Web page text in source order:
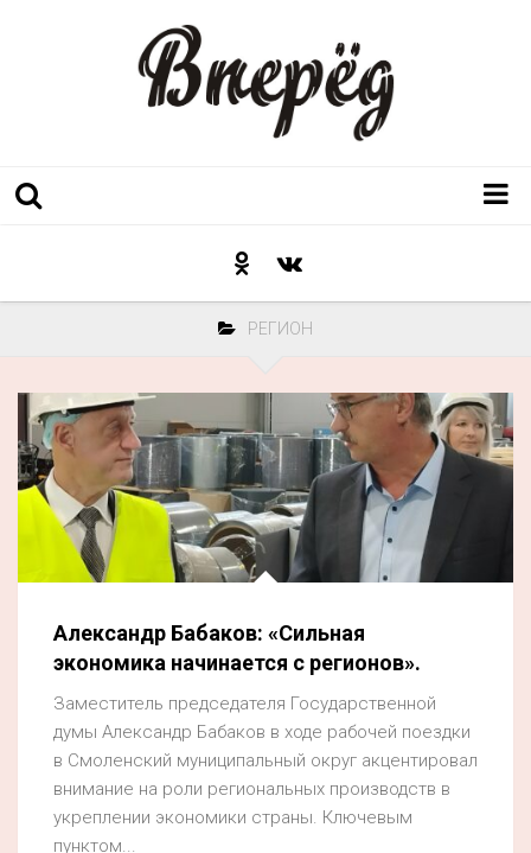
Послесловие к празднику
Неожиданный ракурс
Контакты
Люди родного края
Акция
Конкурс
Национальные проекты
Память
Наши юбиляры
РЕГИОН
Александр Бабаков: «Сильная
экономика начинается с регионов».
Заместитель председателя Государственной
думы Александр Бабаков в ходе рабочей поездки
в Смоленский муниципальный округ акцентировал
внимание на роли региональных производств в
укреплении экономики страны. Ключевым
пунктом...